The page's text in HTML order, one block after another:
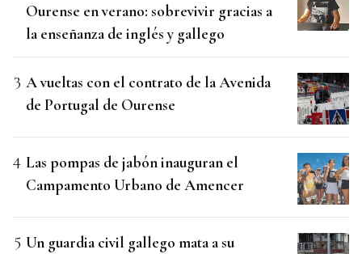
Ourense en verano: sobrevivir gracias a
la enseñanza de inglés y gallego
A vueltas con el contrato de la Avenida
de Portugal de Ourense
Las pompas de jabón inauguran el
Campamento Urbano de Amencer
Un guardia civil gallego mata a su